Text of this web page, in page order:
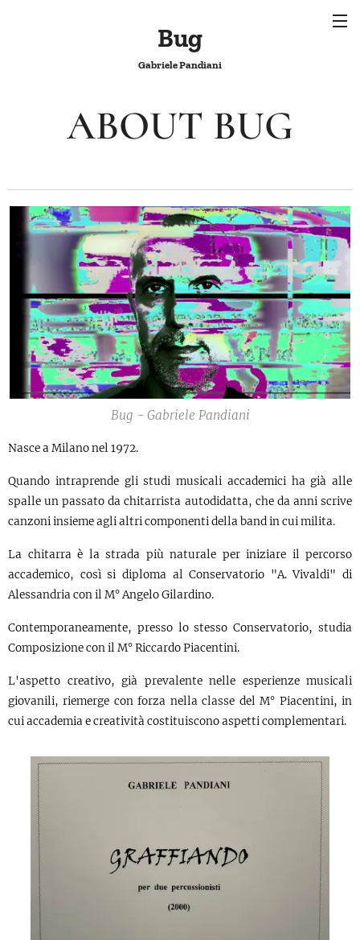
Bug
Gabriele Pandiani
ABOUT BUG
Bug - Gabriele Pandiani
Nasce a Milano nel 1972.
Quando intraprende gli studi musicali accademici ha già alle
spalle un passato da chitarrista autodidatta, che da anni scrive
canzoni insieme agli altri componenti della band in cui milita.
La chitarra è la strada più naturale per iniziare il percorso
accademico, così si diploma al Conservatorio "A. Vivaldi" di
Alessandria con il M° Angelo Gilardino.
Contemporaneamente, presso lo stesso Conservatorio, studia
Composizione con il M° Riccardo Piacentini.
L'aspetto creativo, già prevalente nelle esperienze musicali
giovanili, riemerge con forza nella classe del M° Piacentini, in
cui accademia e creatività costituiscono aspetti complementari.